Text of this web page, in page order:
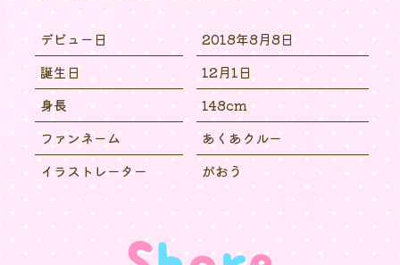
デビュー日
2018年8月8日
誕生日
12月1日
身長
148cm
ファンネーム
あくあクルー
イラストレーター
がおう